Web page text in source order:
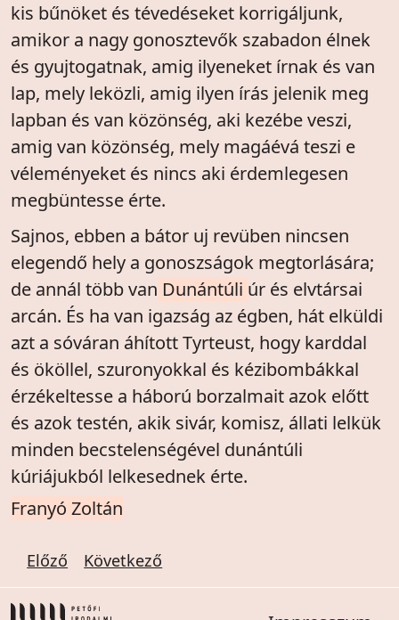
kis bűnöket és tévedéseket korrigáljunk,
amikor a nagy gonosztevők szabadon élnek
és gyujtogatnak, amig ilyeneket írnak és van
lap, mely leközli, amig ilyen írás jelenik meg
lapban és van közönség, aki kezébe veszi,
amig van közönség, mely magáévá teszi e
véleményeket és nincs aki érdemlegesen
megbüntesse érte.
Sajnos, ebben a bátor uj revüben nincsen
elegendő hely a gonoszságok megtorlására;
de annál több van Dunántúli úr és elvtársai
arcán. És ha van igazság az égben, hát elküldi
azt a sóváran áhított Tyrteust, hogy karddal
és ököllel, szuronyokkal és kézibombákkal
érzékeltesse a háború borzalmait azok előtt
és azok testén, akik sivár, komisz, állati lelkük
minden becstelenségével dunántúli
kúriájukból lelkesednek érte.
Franyó Zoltán
Előző Következő